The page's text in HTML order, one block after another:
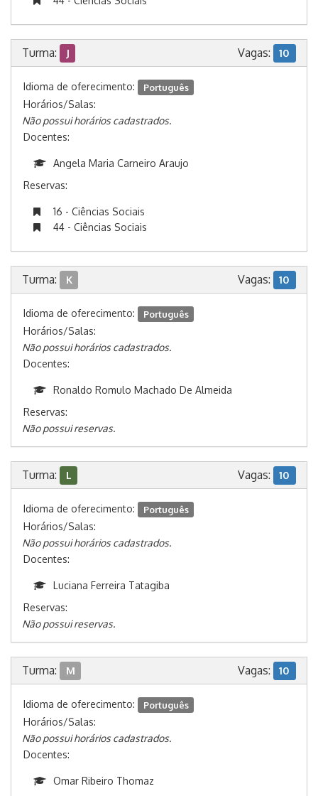
Turma: J Vagas: 10
Idioma de oferecimento: Português
Horários/Salas:
Não possui horários cadastrados.
Docentes:
Angela Maria Carneiro Araujo
Reservas:
16 - Ciências Sociais
44 - Ciências Sociais
Turma: K Vagas: 10
Idioma de oferecimento: Português
Horários/Salas:
Não possui horários cadastrados.
Docentes:
Ronaldo Romulo Machado De Almeida
Reservas:
Não possui reservas.
Turma: L Vagas: 10
Idioma de oferecimento: Português
Horários/Salas:
Não possui horários cadastrados.
Docentes:
Luciana Ferreira Tatagiba
Reservas:
Não possui reservas.
Turma: M Vagas: 10
Idioma de oferecimento: Português
Horários/Salas:
Não possui horários cadastrados.
Docentes:
Omar Ribeiro Thomaz